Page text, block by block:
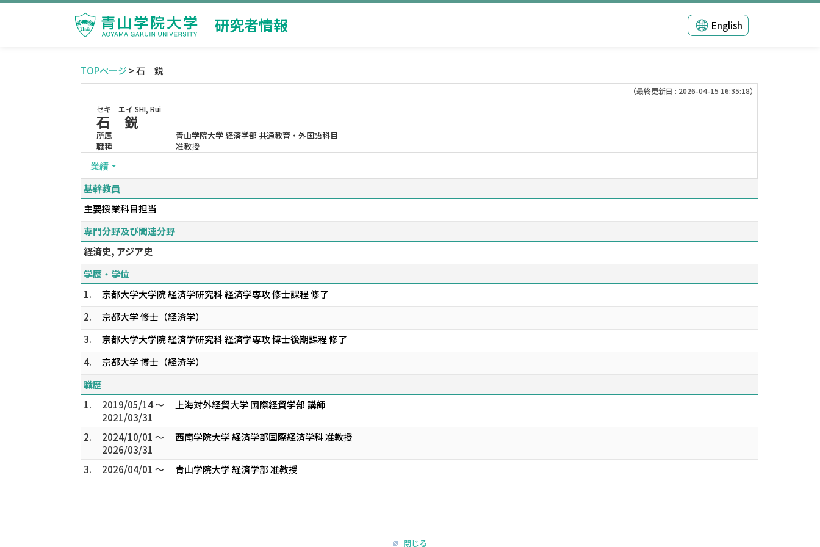
研究者情報 English
TOPページ > 石 鋭
（最終更新日 : 2026-04-15 16:35:18）
セキ エイ SHI, Rui
石 鋭
所属
青山学院大学 経済学部 共通教育・外国語科目
職種
准教授
業績
基幹教員
主要授業科目担当
専門分野及び関連分野
経済史, アジア史
学歴・学位
1.
京都大学大学院 経済学研究科 経済学専攻 修士課程 修了
2.
京都大学 修士（経済学）
3.
京都大学大学院 経済学研究科 経済学専攻 博士後期課程 修了
4.
京都大学 博士（経済学）
職歴
1.
2019/05/14 ～
2021/03/31
上海対外経貿大学 国際経貿学部 講師
2.
2024/10/01 ～
2026/03/31
西南学院大学 経済学部国際経済学科 准教授
3. 2026/04/01 ～ 青山学院大学 経済学部 准教授
閉じる